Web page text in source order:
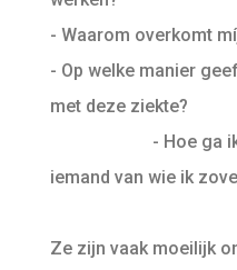
- Waarom overkomt
- Op welke manier
met
- Hoe ga ik om
iemand van wie ik
Ze zijn vaak moeilijk